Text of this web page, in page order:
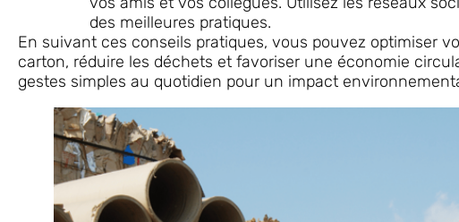
des meilleures pratiques.
En suivant ces conseils pratiques, vous pouvez optimiser
carton, réduire les déchets et favoriser une économie
gestes simples au quotidien pour un impact